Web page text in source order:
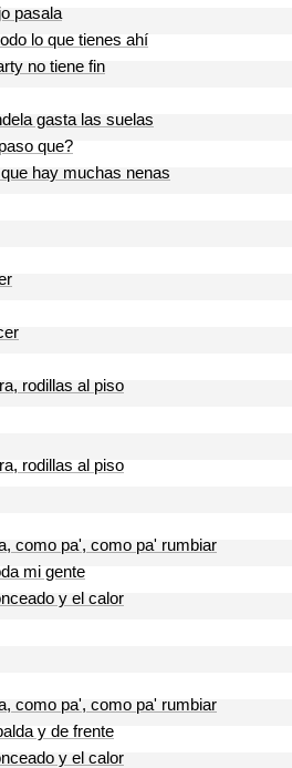
pasala
lo que tienes ahí
no tiene fin
gasta las suelas
que?
hay muchas nenas
rodillas al piso
rodillas al piso
como pa', como pa' rumbiar
mi gente
y el calor
como pa', como pa' rumbiar
y de frente
y el calor